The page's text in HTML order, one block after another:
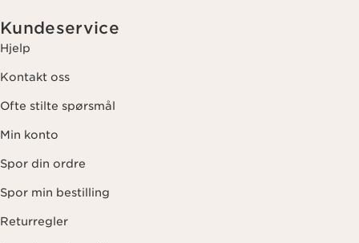
Kundeservice
Hjelp
Kontakt oss
Ofte stilte spørsmål
Min konto
Spor din ordre
Spor min bestilling
Returregler